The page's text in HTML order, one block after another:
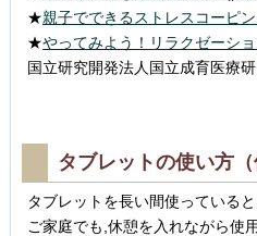
★親子でできるストレスコーピ
★やってみよう！リラクゼーシ
国立研究開発法人国立成育医療
タブレットの使い方（
タブレットを長い間使っている
ご家庭でも,休憩を入れながら使